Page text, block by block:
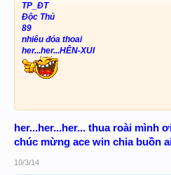
TP_ĐT
Độc Thủ
89
nhiêu đóa thoai
her...her...HÊN-XUI
her...her...her... thua roài mình
chúc mừng ace win chia buồn
10/3/14